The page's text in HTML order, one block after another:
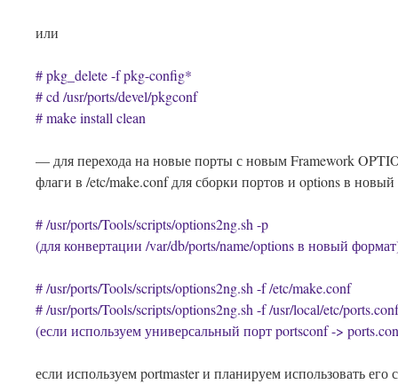
или
# pkg_delete -f pkg-config*
# cd /usr/ports/devel/pkgconf
# make install clean
— для перехода на новые порты с новым Framework
флаги в /etc/make.conf для сборки портов и options в
# /usr/ports/Tools/scripts/options2ng.sh -p
(для конвертации /var/db/ports/name/options в новый
# /usr/ports/Tools/scripts/options2ng.sh -f /etc/make.conf
# /usr/ports/Tools/scripts/options2ng.sh -f /usr/local/etc/ports.conf
(если используем универсальный порт portsconf ->
если используем portmaster и планируем использовать его